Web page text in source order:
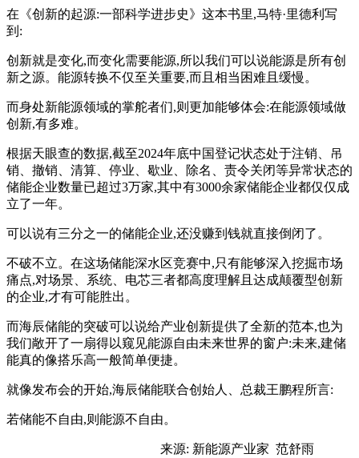
在《创新的起源:一部科学进步史》这本书里,马特·里德利写
到:
创新就是变化,而变化需要能源,所以我们可以说能源是所有创
新之源。能源转换不仅至关重要,而且相当困难且缓慢。
而身处新能源领域的掌舵者们,则更加能够体会:在能源领域做
创新,有多难。
根据天眼查的数据,截至2024年底中国登记状态处于注销、吊
销、撤销、清算、停业、歇业、除名、责令关闭等异常状态的
储能企业数量已超过3万家,其中有3000余家储能企业都仅仅成
立了一年。
可以说有三分之一的储能企业,还没赚到钱就直接倒闭了。
不破不立。在这场储能深水区竞赛中,只有能够深入挖掘市场
痛点,对场景、系统、电芯三者都高度理解且达成颠覆型创新
的企业,才有可能胜出。
而海辰储能的突破可以说给产业创新提供了全新的范本,也为
我们敞开了一扇得以窥见能源自由未来世界的窗户:未来,建储
能真的像搭乐高一般简单便捷。
就像发布会的开始,海辰储能联合创始人、总裁王鹏程所言:
若储能不自由,则能源不自由。
来源: 新能源产业家 范舒雨